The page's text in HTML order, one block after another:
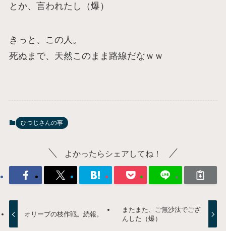
とか、言われたし（爆）
きっと、この人。
死ぬまで、天然このまま路線だなｗｗ
ひつじさんの事
よかったらシェアしてね！
オリーブの枝作戦。続報。
またまた、ご無沙汰でござ
んした（爆）